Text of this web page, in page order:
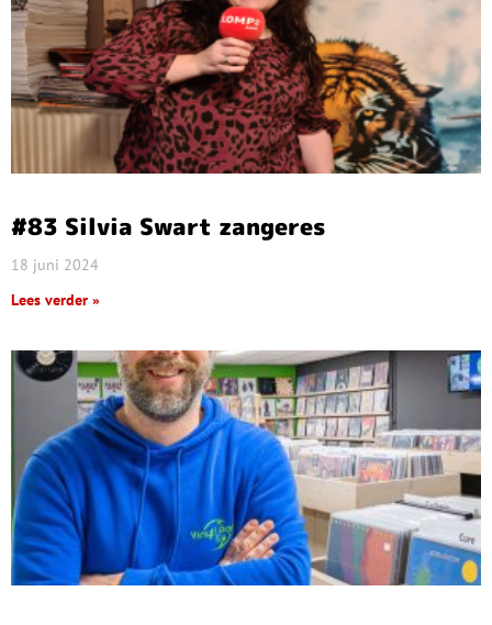
#83 Silvia Swart zangeres
18 juni 2024
Lees verder »